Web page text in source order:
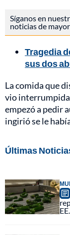
Síganos en
noticias de
Tragedia
sus dos
La comida que
vio
empezó a pedir
ingirió se le
Últimas